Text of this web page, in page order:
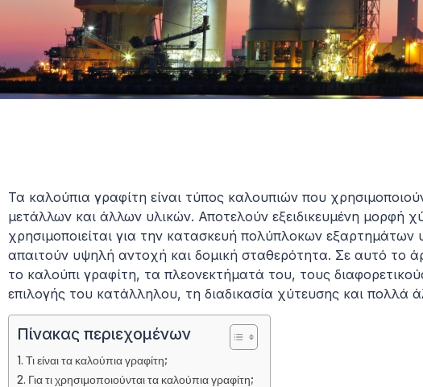
Τα καλούπια γραφίτη είναι τύπος καλουπιών που
μετάλλων και άλλων υλικών. Αποτελούν εξειδικευμένη μορφή
χρησιμοποιείται για την κατασκευή πολύπλοκων εξαρτημάτων
απαιτούν υψηλή αντοχή και δομική σταθερότητα. Σε αυτό το
το καλούπι γραφίτη, τα πλεονεκτήματά του, τους
επιλογής του κατάλληλου, τη διαδικασία χύτευσης και πολλά
Πίνακας περιεχομένων
Τι είναι τα καλούπια γραφίτη;
Για τι χρησιμοποιούνται τα καλούπια γραφίτη;